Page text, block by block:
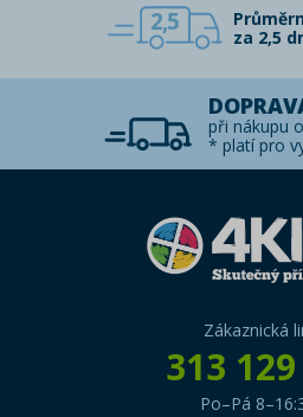
2,5
za 2,5
při nákupu
* platí pro
Zákaznická
313
Po–Pá